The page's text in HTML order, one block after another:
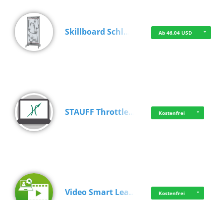
Skillboard Schl… Ab 46,04 USD
STAUFF Throttle… Kostenfrei
Video Smart Lea… Kostenfrei